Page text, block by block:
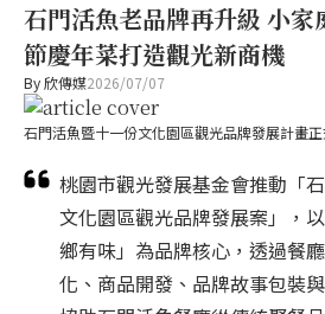
石門活魚老品牌再升級 小家
節慶年菜打造觀光新商機
By欣傳媒2026/07/07
石門活魚暨十一份文化園區觀光品牌發展計畫
桃園市觀光發展基金會推動「
文化園區觀光品牌發展案」，
鄉有味」為品牌核心，透過餐
化、商品開發、品牌故事包裝